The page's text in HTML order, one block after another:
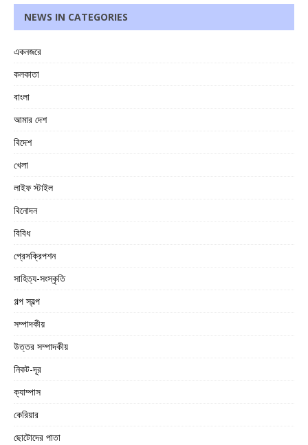
NEWS IN CATEGORIES
একনজরে
কলকাতা
বাংলা
আমার দেশ
বিদেশ
খেলা
লাইফ স্টাইল
বিনোদন
বিবিধ
প্রেসক্রিপশন
সাহিত্য-সংস্কৃতি
গল্প স্বল্প
সম্পাদকীয়
উত্তর সম্পাদকীয়
নিকট-দূর
ক্যাম্পাস
কেরিয়ার
ছোটোদের পাতা